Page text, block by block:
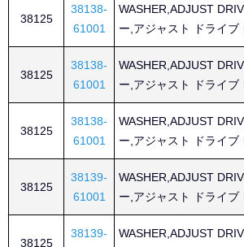
38125
38138-
61001
WASHER,ADJUST
ー,アジャスト ドライ
38125
38138-
61001
WASHER,ADJUST
ー,アジャスト ドライ
38125
38138-
61001
WASHER,ADJUST
ー,アジャスト ドライ
38125
38139-
61001
WASHER,ADJUST
ー,アジャスト ドライ
38125
38139-
WASHER,ADJUST